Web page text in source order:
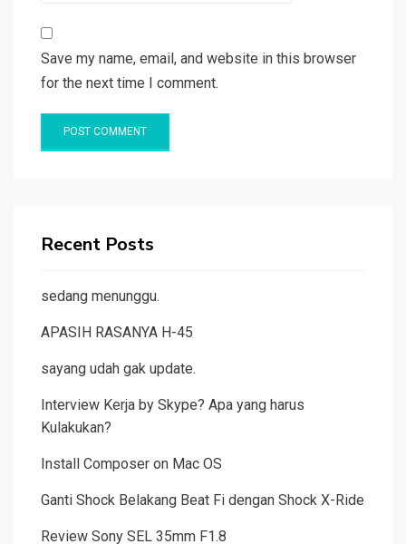
Save my name, email, and website in this browser
for the next time I comment.
Recent Posts
sedang menunggu.
APASIH RASANYA H-45
sayang udah gak update.
Interview Kerja by Skype? Apa yang harus
Kulakukan?
Install Composer on Mac OS
Ganti Shock Belakang Beat Fi dengan Shock X-Ride
Review Sony SEL 35mm F1.8